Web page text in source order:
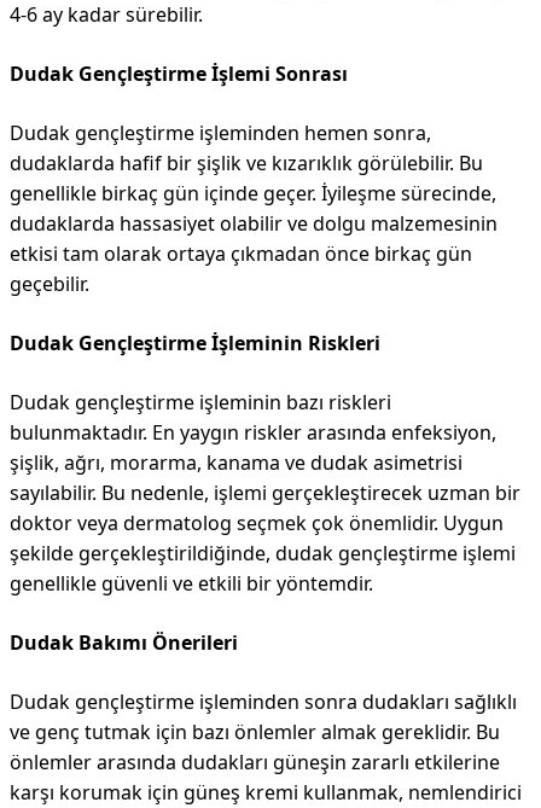
4-6 ay kadar sürebilir.
Dudak Gençleştirme İşlemi Sonrası
Dudak gençleştirme işleminden hemen sonra,
dudaklarda hafif bir şişlik ve kızarıklık görülebilir. Bu
genellikle birkaç gün içinde geçer. İyileşme sürecinde,
dudaklarda hassasiyet olabilir ve dolgu malzemesinin
etkisi tam olarak ortaya çıkmadan önce birkaç gün
geçebilir.
Dudak Gençleştirme İşleminin Riskleri
Dudak gençleştirme işleminin bazı riskleri
bulunmaktadır. En yaygın riskler arasında enfeksiyon,
şişlik, ağrı, morarma, kanama ve dudak asimetrisi
sayılabilir. Bu nedenle, işlemi gerçekleştirecek uzman bir
doktor veya dermatolog seçmek çok önemlidir. Uygun
şekilde gerçekleştirildiğinde, dudak gençleştirme işlemi
genellikle güvenli ve etkili bir yöntemdir.
Dudak Bakımı Önerileri
Dudak gençleştirme işleminden sonra dudakları sağlıklı
ve genç tutmak için bazı önlemler almak gereklidir. Bu
önlemler arasında dudakları güneşin zararlı etkilerine
karşı korumak için güneş kremi kullanmak, nemlendirici